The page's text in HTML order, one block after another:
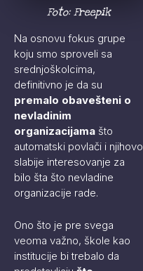
Foto: Freepik
Na osnovu fokus grupe
koju smo sproveli sa
srednjoškolcima,
definitivno je da su
premalo obavešteni o
nevladinim
organizacijama što
automatski povlači i njihovo
slabije interesovanje za
bilo šta što nevladine
organizacije rade.
Ono što je pre svega
veoma važno, škole kao
institucije bi trebalo da